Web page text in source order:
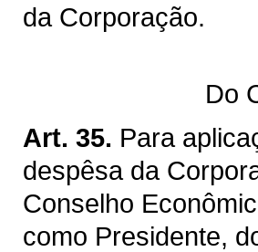
da Corporação.
Do
Art. 35. Para
despêsa da
Conselho
como Presidente,